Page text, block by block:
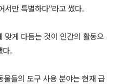
서만 특별하다"라고 썼다.
맞게 다듬는 것이 인간의 활동으
다.
물들의 도구 사용 분야는 현재 급